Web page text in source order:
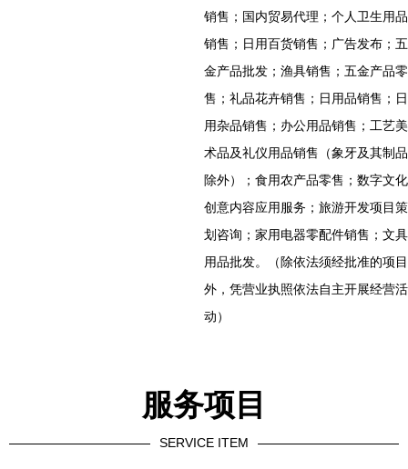
销售；国内贸易代理；个人卫生用品
销售；日用百货销售；广告发布；五
金产品批发；渔具销售；五金产品零
售；礼品花卉销售；日用品销售；日
用杂品销售；办公用品销售；工艺美
术品及礼仪用品销售（象牙及其制品
除外）；食用农产品零售；数字文化
创意内容应用服务；旅游开发项目策
划咨询；家用电器零配件销售；文具
用品批发。（除依法须经批准的项目
外，凭营业执照依法自主开展经营活
动）
服务项目
SERVICE ITEM